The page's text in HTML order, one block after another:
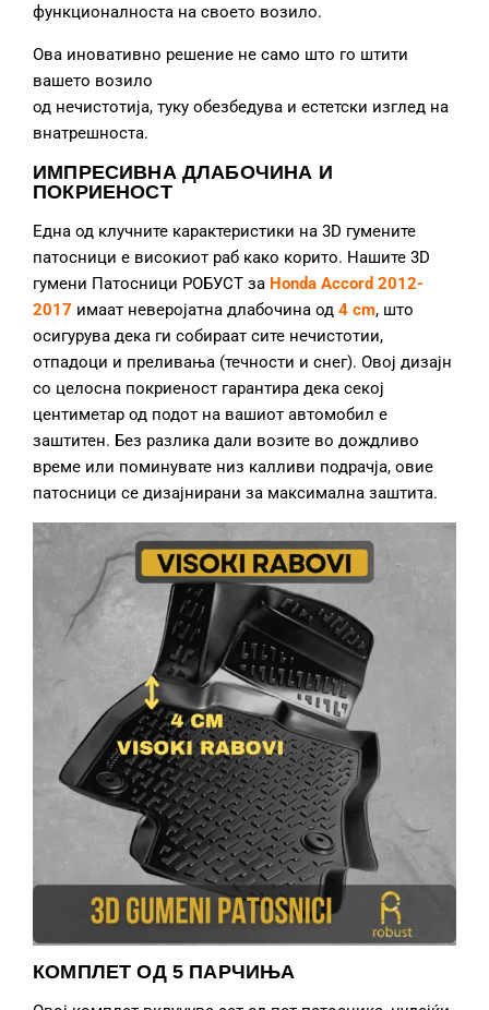
функционалноста на своето возило.
Ова иновативно решение не само што го штити
вашето возило
од нечистотија, туку обезбедува и естетски изглед на
внатрешноста.
ИМПРЕСИВНА ДЛАБОЧИНА И
ПОКРИЕНОСТ
Една од клучните карактеристики на 3D гумените
патосници е високиот раб како корито. Нашите 3D
гумени Патосници РОБУСТ за Honda Accord 2012-
2017 имаат неверојатна длабочина од 4 cm, што
осигурува дека ги собираат сите нечистотии,
отпадоци и преливања (течности и снег). Овој дизајн
со целосна покриеност гарантира дека секој
центиметар од подот на вашиот автомобил е
заштитен. Без разлика дали возите во дождливо
време или поминувате низ калливи подрачја, овие
патосници се дизајнирани за максимална заштита.
КОМПЛЕТ ОД 5 ПАРЧИЊА